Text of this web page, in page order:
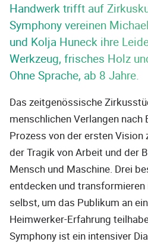
Handwerk trifft auf
Symphony vereinen
und Kolja Huneck ihre
Werkzeug, frisches Holz
Ohne Sprache, ab 8 Jahre.
Das zeitgenössische
menschlichen Verlangen nach
Prozess von der ersten
der Tragik von Arbeit und der
Mensch und Maschine. Drei
entdecken und transformieren
selbst, um das Publikum an
Heimwerker-Erfahrung
Symphony ist ein intensiver